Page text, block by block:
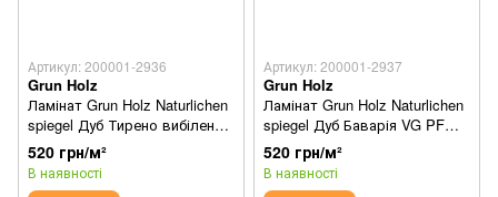
Артикул: 200001-2936
Grun Holz
Ламінат Grun Holz Naturlichen
spiegel Дуб Тирено вибілений
VG PF 92504-8
520 грн/м²
В наявності
Артикул: 200001-2937
Grun Holz
Ламінат Grun Holz Naturlichen
spiegel Дуб Баварія VG PF
93404
520 грн/м²
В наявності